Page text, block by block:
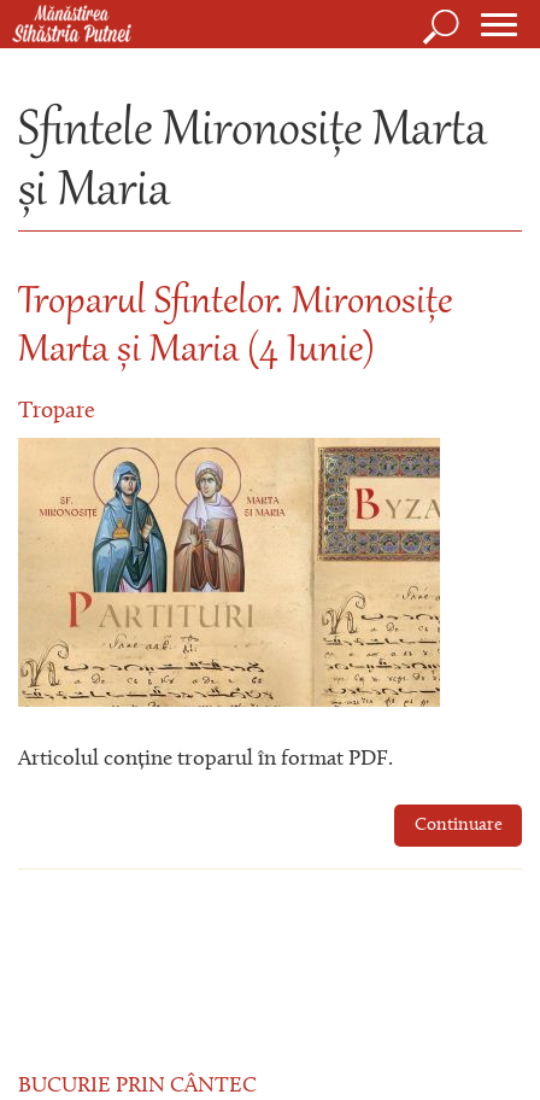
Mergi la conţinutul principal
Căutare
Sfintele Mironosițe Marta
și Maria
Troparul Sfintelor. Mironosițe
Marta și Maria (4 Iunie)
Tropare
Articolul conține troparul în format PDF.
Continuare
BUCURIE PRIN CÂNTEC